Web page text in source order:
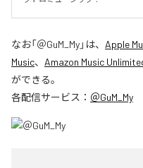
なお「＠GuM_My」は、 Apple
Music、 Amazon Music
ができる。
各配信サービス： ＠GuM_My